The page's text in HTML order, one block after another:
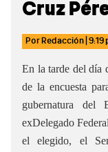
Cruz
Por Redacción 9:19
En la tarde del día
de la encuesta
gubernatura
exDelegado
el elegido, el